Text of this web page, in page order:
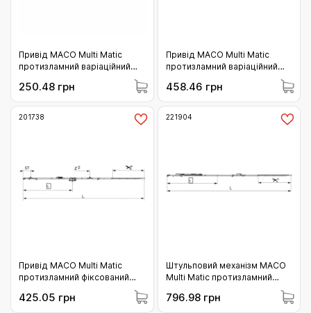
Привід МАСО Multi Matic
протизламний варіаційний
цапфою 590-800 (227936)
250.48 грн
Привід МАСО Multi Matic
протизламний варіаційний
цапфою 1251-1750 (201748)
458.46 грн
201738
Привід МАСО Multi Matic
протизламний фіксований
цапфою 1091-1340 (201738)
425.05 грн
221904
Штульповий механізм МАСО
Multi Matic протизламний
цапфи 841-1090 (221904)
796.98 грн